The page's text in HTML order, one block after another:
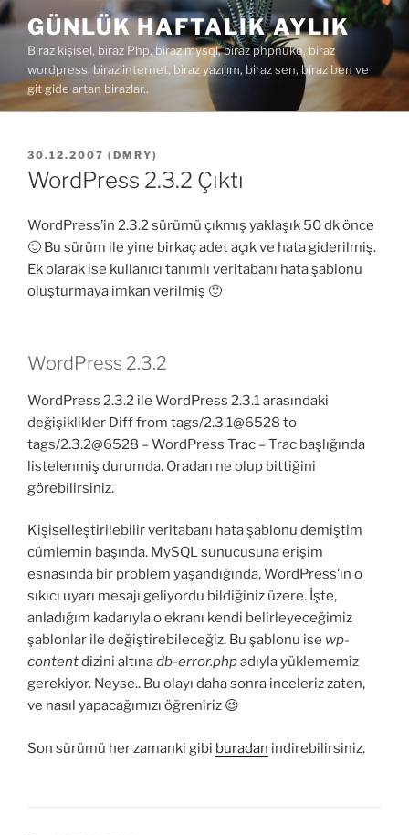
İçeriğe
geç
GÜNLÜK HAFTALIK AYLIK
Biraz kişisel, biraz Php, biraz mysql, biraz phpnuke, biraz
wordpress, biraz internet, biraz yazılım, biraz sen, biraz ben ve
git gide artan birazlar..
YAYIM
TARIHI
30.12.2007 ( DMRY)
WordPress 2.3.2 Çıktı
WordPress’in 2.3.2 sürümü çıkmış yaklaşık 50 dk önce
🙂 Bu sürüm ile yine birkaç adet açık ve hata giderilmiş.
Ek olarak ise kullanıcı tanımlı veritabanı hata şablonu
oluşturmaya imkan verilmiş 🙂
WordPress 2.3.2
WordPress 2.3.2 ile WordPress 2.3.1 arasındaki
değişiklikler Diff from tags/2.3.1@6528 to
tags/2.3.2@6528 – WordPress Trac – Trac başlığında
listelenmiş durumda. Oradan ne olup bittiğini
görebilirsiniz.
Kişiselleştirilebilir veritabanı hata şablonu demiştim
cümlemin başında. MySQL sunucusuna erişim
esnasında bir problem yaşandığında, WordPress’in o
sıkıcı uyarı mesajı geliyordu bildiğiniz üzere. İşte,
anladığım kadarıyla o ekranı kendi belirleyeceğimiz
şablonlar ile değiştirebileceğiz. Bu şablonu ise wp-
contentdizini altınadb-error.phpadıyla yüklememiz
gerekiyor. Neyse.. Bu olayı daha sonra inceleriz zaten,
ve nasıl yapacağımızı öğreniriz 😉
Son sürümü her zamanki gibi buradan indirebilirsiniz.